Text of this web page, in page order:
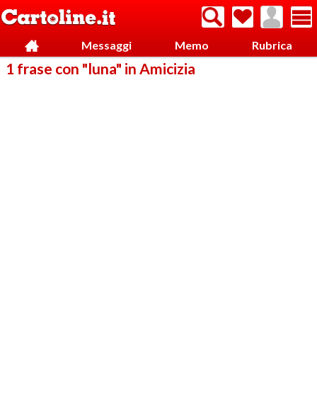
Messaggi Memo Rubrica
1 frase con "luna" in Amicizia